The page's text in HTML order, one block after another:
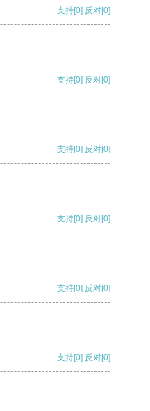
支持[0] 反对[0]
支持[0] 反对[0]
支持[0] 反对[0]
支持[0] 反对[0]
支持[0] 反对[0]
支持[0] 反对[0]